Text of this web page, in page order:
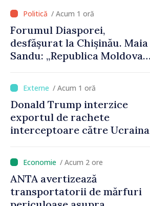
săi de acasă și de peste
hotare, că merită să devină
parte a marii familii
europene”
/ Acum 1 oră
Forumul Diasporei,
desfășurat la Chișinău. Maia
Sandu: „Republica Moldova
iar diaspora poate juca un
rol important în promovarea
și susținerea acestui
parcurs”
/ Acum 1 oră
Donald Trump interzice
exportul de rachete
interceptoare către Ucraina
/ Acum 2 ore
ANTA avertizează
transportatorii de mărfuri